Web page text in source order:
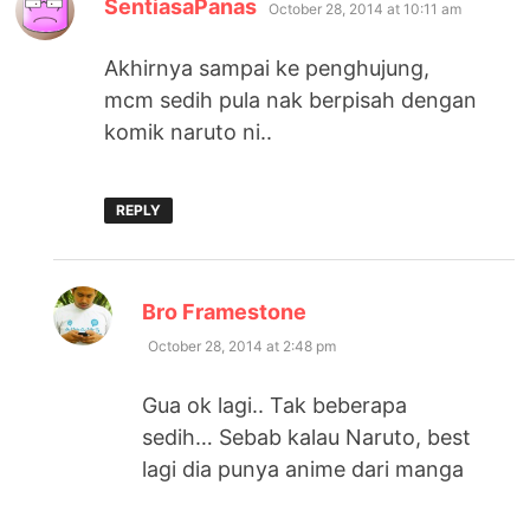
SentiasaPanas October 28, 2014 at 10:11 am
Akhirnya sampai ke penghujung,
mcm sedih pula nak berpisah dengan
komik naruto ni..
REPLY
Bro Framestone
October 28, 2014 at 2:48 pm
Gua ok lagi.. Tak beberapa
sedih… Sebab kalau Naruto, best
lagi dia punya anime dari manga